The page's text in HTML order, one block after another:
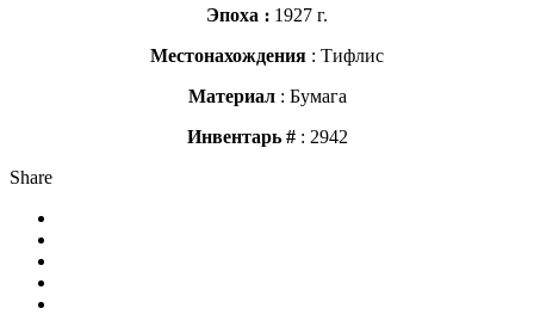
Эпоха ։ 1927 г.
Местонахождения : Тифлис
Материал: Бумага
Инвентарь #: 2942
Share